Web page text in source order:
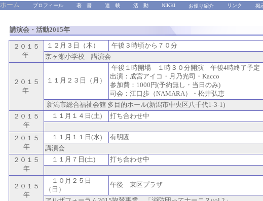
ホーム プロフィール 著 書 連 載 活 動 NIKKI お便り紹介 リンク 掲
講演会・活動2015年
２０１５
年
１２月３日（木）
午後３時頃から７０分
京ヶ瀬小学校 講演会
２０１５
年
１１月２３日（月）
午後１時開場 １時３０分開演 午後4時終了予定
出演：成宮アイコ・月乃光司・Kacco
参加費：1000円(予約無し・当日のみ)
司会：江口歩（NAMARA）・松井弘恵
新潟市総合福祉会館 多目的ホール(新潟市中央区八千代1-3-1)
２０１５
年
１１月１４日(土) 打ち合わせ中
２０１５
年
１１月１１日(水)
有明園
講演会
２０１５
年
１１月７日(土) 打ち合わせ中
２０１５
年
１０月２５日
（日）
午後 東区プラザ